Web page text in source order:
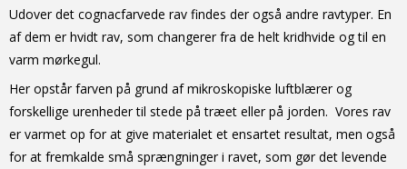
Udover det cognacfarvede rav findes der også andre ravtyper. En
af dem er hvidt rav, som changerer fra de helt kridhvide og til en
varm mørkegul.
Her opstår farven på grund af mikroskopiske luftblærer og
forskellige urenheder til stede på træet eller på jorden. Vores rav
er varmet op for at give materialet et ensartet resultat, men også
for at fremkalde små sprængninger i ravet, som gør det levende